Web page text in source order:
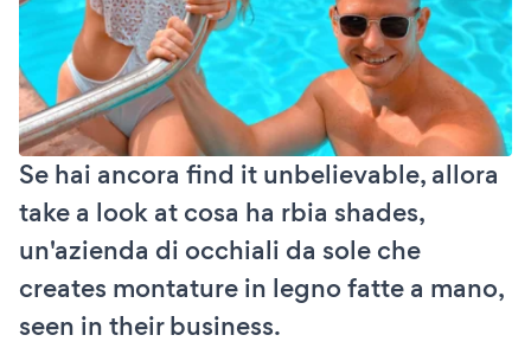
Se hai ancora find it unbelievable, allora
take a look at cosa ha rbia shades,
un'azienda di occhiali da sole che
creates montature in legno fatte a mano,
seen in their business.